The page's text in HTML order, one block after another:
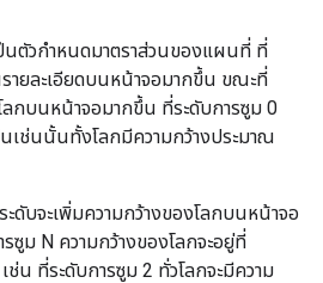
นตัวกำหนดมาตราส่วนของแผนที่ ที่
ายละเอียดบนหน้าจอมากขึ้น ขณะที่
ลกบนหน้าจอมากขึ้น ที่ระดับการซูม 0
เช่นนั้นทั้งโลกมีความกว้างประมาณ
ดับจะเพิ่มความกว้างของโลกบนหน้าจอ
ซูม N ความกว้างของโลกจะอยู่ที่
ช่น ที่ระดับการซูม 2 ทั่วโลกจะมีความ